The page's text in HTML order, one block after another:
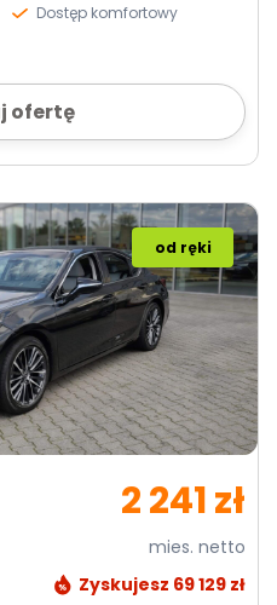
Dostęp komfortowy
ofertę
od ręki
2 241 zł
mies. netto
Zyskujesz 69 129 zł